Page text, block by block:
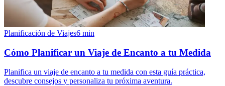
Planificación de Viajes6 min
Cómo Planificar un Viaje de Encanto a tu Medida
Planifica un viaje de encanto a tu medida con esta guía práctica,
descubre consejos y personaliza tu próxima aventura.